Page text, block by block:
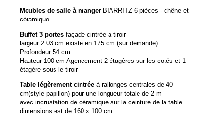
Meubles de salle à manger BIARRITZ 6 pièces - chêne et
céramique.
Buffet 3 portes façade cintrée a tiroir
largeur 2.03 cm existe en 175 cm (sur demande)
Profondeur 54 cm
Hauteur 100 cm Agencement 2 étagères sur les cotés et 1
étagère sous le tiroir
Table légèrement cintrée à rallonges centrales de 40
cm(style papillon) pour une longueur totale de 2 m
avec incrustation de céramique sur la ceinture de la table
dimensions est de 160 x 100 cm